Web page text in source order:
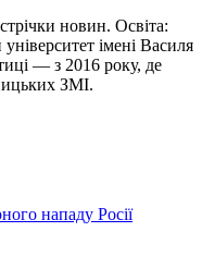
новин. Освіта:
імені Василя
— з 2016 року, де
ЗМІ.
нападу Росії